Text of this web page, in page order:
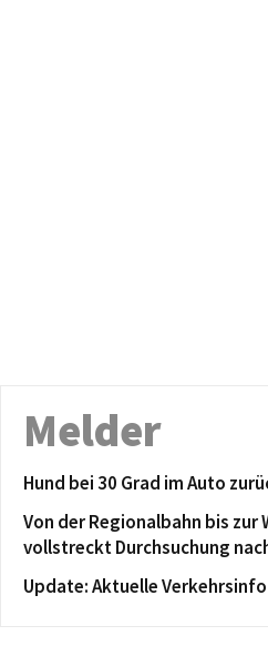
Melder
Hund bei 30 Grad im Auto
Von der Regionalbahn bis zur
vollstreckt Durchsuchung
Update: Aktuelle